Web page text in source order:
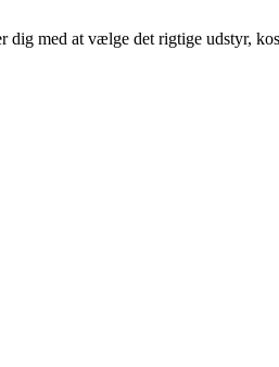
dig med at vælge det rigtige udstyr,